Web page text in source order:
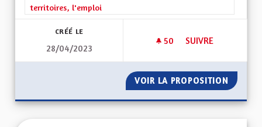
territoires, l'emploi
CRÉÉ LE
28/04/2023
50 50 ABONNÉS
SUIVRE
VOIR LA PROPOSITION